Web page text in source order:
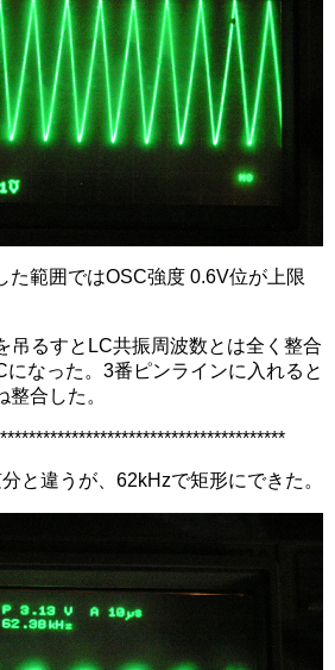
た範囲ではOSC強度 0.6V位が上限
吊るすとLC共振周波数とは全く整合
になった。3番ピンラインに入れると
整合した。
と違うが、62kHzで矩形にできた。